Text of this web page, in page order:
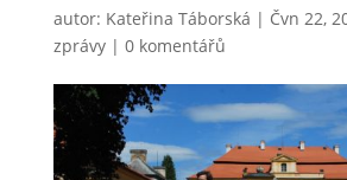
autor: Kateřina Táborská | Čvn 22,
zprávy| 0 komentářů